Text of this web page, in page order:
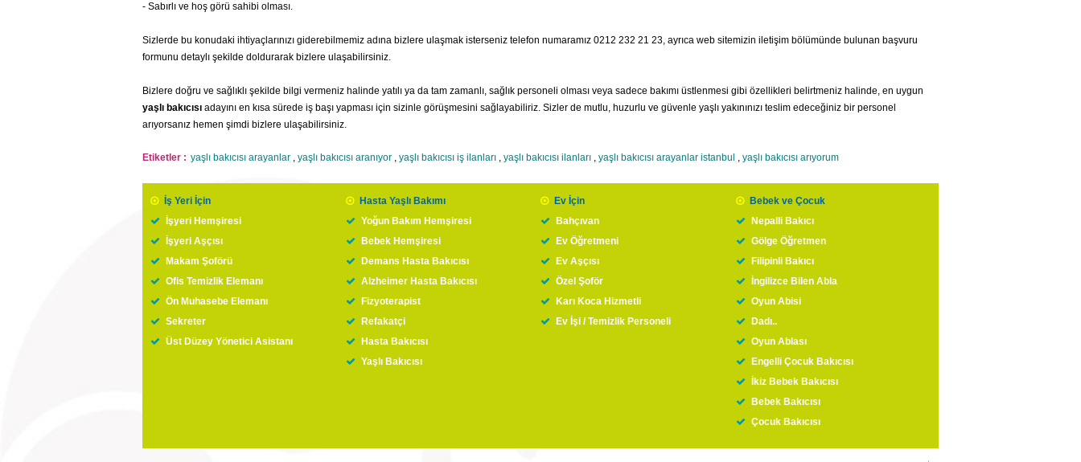
- Sabırlı ve hoş görü sahibi olması.
Sizlerde bu konudaki ihtiyaçlarınızı giderebilmemiz adına bizlere ulaşmak isterseniz telefon numaramız 0212 232 21 23, ayrıca web sitemizin iletişim bölümünde bulunan başvuru
formunu detaylı şekilde doldurarak bizlere ulaşabilirsiniz.
Bizlere doğru ve sağlıklı şekilde bilgi vermeniz halinde yatılı ya da tam zamanlı, sağlık personeli olması veya sadece bakımı üstlenmesi gibi özellikleri belirtmeniz halinde, en uygun
yaşlı bakıcısı adayını en kısa sürede iş başı yapması için sizinle görüşmesini sağlayabiliriz. Sizler de mutlu, huzurlu ve güvenle yaşlı yakınınızı teslim edeceğiniz bir personel
arıyorsanız hemen şimdi bizlere ulaşabilirsiniz.
Etiketler : yaşlı bakıcısı arayanlar , yaşlı bakıcısı aranıyor , yaşlı bakıcısı iş ilanları , yaşlı bakıcısı ilanları , yaşlı bakıcısı arayanlar istanbul , yaşlı bakıcısı arıyorum
İş Yeri İçin
İşyeri Hemşiresi
İşyeri Aşçısı
Makam Şoförü
Ofis Temizlik Elemanı
Ön Muhasebe Elemanı
Sekreter
Üst Düzey Yönetici Asistanı
Hasta Yaşlı Bakımı
Yoğun Bakım Hemşiresi
Bebek Hemşiresi
Demans Hasta Bakıcısı
Alzheimer Hasta Bakıcısı
Fizyoterapist
Refakatçi
Hasta Bakıcısı
Yaşlı Bakıcısı
Ev İçin
Bahçıvan
Ev Öğretmeni
Ev Aşçısı
Özel Şoför
Karı Koca Hizmetli
Ev İşi / Temizlik Personeli
Bebek ve Çocuk
Nepalli Bakıcı
Gölge Öğretmen
Filipinli Bakıcı
İngilizce Bilen Abla
Oyun Abisi
Dadı..
Oyun Ablası
Engelli Çocuk Bakıcısı
İkiz Bebek Bakıcısı
Bebek Bakıcısı
Çocuk Bakıcısı